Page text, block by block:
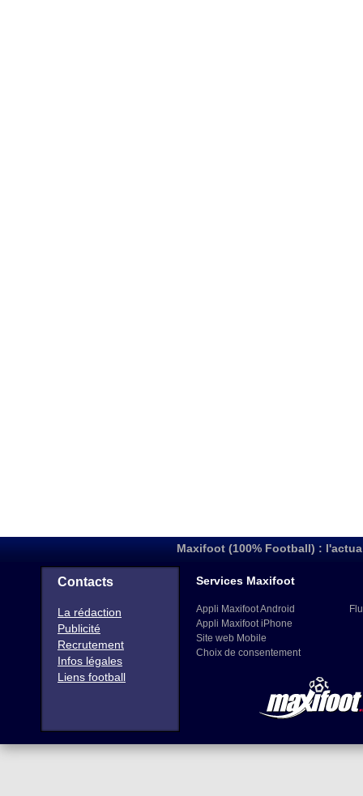
Maxifoot (100% Football) :
Contacts
La rédaction
Publicité
Recrutement
Infos légales
Liens football
Services Maxifoot
Appli Maxifoot Android
Appli Maxifoot iPhone
Site web Mobile
Choix de consentement